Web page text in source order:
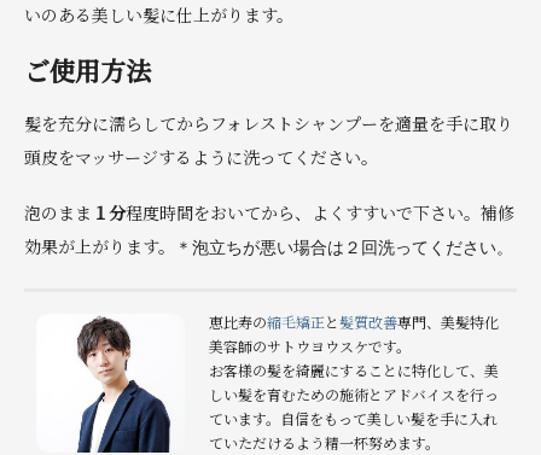
いのある美しい髪に仕上がります。
ご使用方法
髪を充分に濡らしてからフォレストシャンプーを適量を手に取り
頭皮をマッサージするように洗ってください。
泡のまま １分程度時間をおいてから、よくすすいで下さい。補修
効果が上がります。
＊泡立ちが悪い場合は２回洗ってください。
恵比寿の縮毛矯正と髪質改善専門、美髪特化
美容師のサトウヨウスケです。
お客様の髪を綺麗にすることに特化して、美
しい髪を育むための施術とアドバイスを行っ
ています。自信をもって美しい髪を手に入れ
ていただけるよう精一杯努めます。